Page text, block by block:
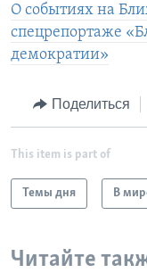
О событиях на
спецрепортаже
демократии»
Поделиться
This item is part of
Темы дня В
Читайте